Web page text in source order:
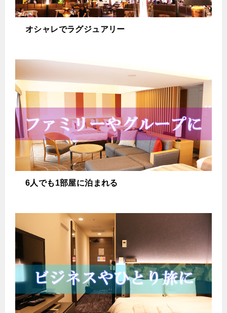
オシャレでラグジュアリー
6人でも1部屋に泊まれる